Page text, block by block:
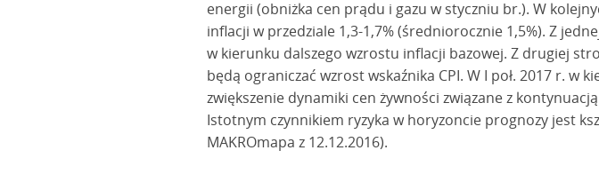
energii (obniżka cen prądu i gazu w styczniu br.). W
inflacji w przedziale 1,3-1,7% (średniorocznie 1,5%). Z
w kierunku dalszego wzrostu inflacji bazowej. Z drugiej
będą ograniczać wzrost wskaźnika CPI. W I poł. 2017 r. w
zwiększenie dynamiki cen żywności związane z
Istotnym czynnikiem ryzyka w horyzoncie prognozy jest
MAKROmapa z 12.12.2016).